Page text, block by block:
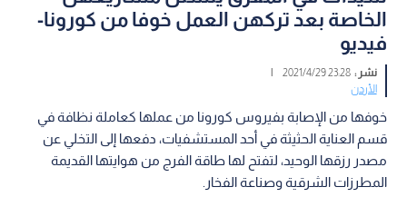
الخاصة بعد تركهن العمل خوفا من كورونا-
فيديو
نشر :23:28 2021/4/29
|
الأردن
خوفها من الإصابة بفيروس كورونا من عملها كعاملة نظافة في
قسم العناية الحثيثة في أحد المستشفيات، دفعها إلى التخلي عن
مصدر رزقها الوحيد، لتفتح لها طاقة الفرج من هوايتها القديمة
المطرزات الشرقية وصناعة الفخار.